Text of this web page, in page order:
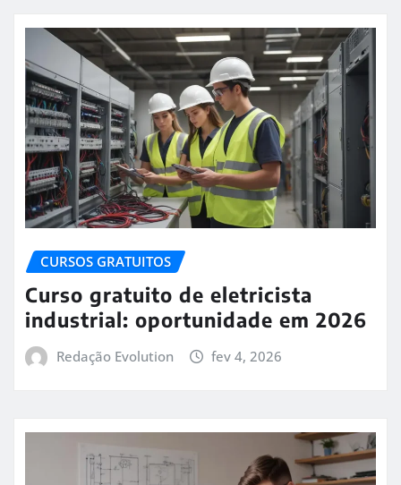
CURSOS GRATUITOS
Curso gratuito de eletricista
industrial: oportunidade em 2026
Redação Evolution fev 4, 2026